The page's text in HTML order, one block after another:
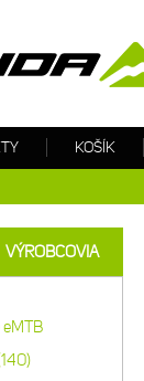
VÝROBCOVIA
KOŠÍK